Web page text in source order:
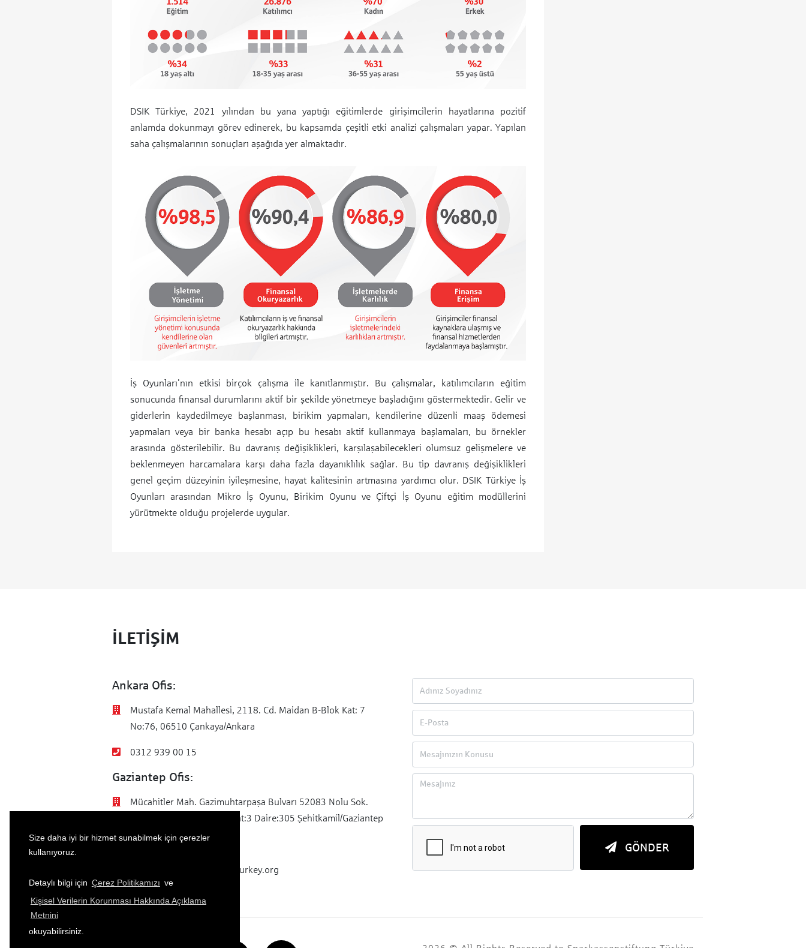
Size daha iyi bir hizmet sunabilmek için çerezler
kullanıyoruz.
Detaylı bilgi için Çerez Politikamızı ve
Kişisel Verilerin Korunması Hakkında Açıklama
Metnini
okuyabilirsiniz.
DSIK Türkiye, 2021 yılından bu yana yaptığı eğitimlerde girişimcilerin hayatlarına pozitif
anlamda dokunmayı görev edinerek, bu kapsamda çeşitli etki analizi çalışmaları yapar. Yapılan
saha çalışmalarının sonuçları aşağıda yer almaktadır.
İş Oyunları'nın etkisi birçok çalışma ile kanıtlanmıştır. Bu çalışmalar, katılımcıların eğitim
sonucunda finansal durumlarını aktif bir şekilde yönetmeye başladığını göstermektedir. Gelir ve
giderlerin kaydedilmeye başlanması, birikim yapmaları, kendilerine düzenli maaş ödemesi
yapmaları veya bir banka hesabı açıp bu hesabı aktif kullanmaya başlamaları, bu örnekler
arasında gösterilebilir. Bu davranış değişiklikleri, karşılaşabilecekleri olumsuz gelişmelere ve
beklenmeyen harcamalara karşı daha fazla dayanıklılık sağlar. Bu tip davranış değişiklikleri
genel geçim düzeyinin iyileşmesine, hayat kalitesinin artmasına yardımcı olur. DSIK Türkiye İş
Oyunları arasından Mikro İş Oyunu, Birikim Oyunu ve Çiftçi İş Oyunu eğitim modüllerini
yürütmekte olduğu projelerde uygular.
İLETİŞİM
Ankara Ofis:
Mustafa Kemal Mahallesi, 2118. Cd. Maidan B-Blok Kat: 7
No:76, 06510 Çankaya/Ankara
0312 939 00 15
Gaziantep Ofis:
Mücahitler Mah. Gazimuhtarpaşa Bulvarı 52083 Nolu Sok.
No:42 Yasem İş Merkezi Kat:3 Daire:305 Şehitkamil/Gaziantep
0342 502 51 44
info@sparkassenstiftung-turkey.org
GÖNDER